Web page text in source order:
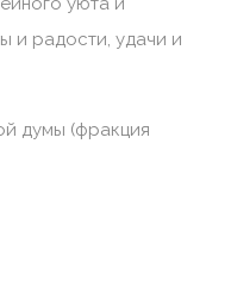
и радости, удачи и
думы (фракция